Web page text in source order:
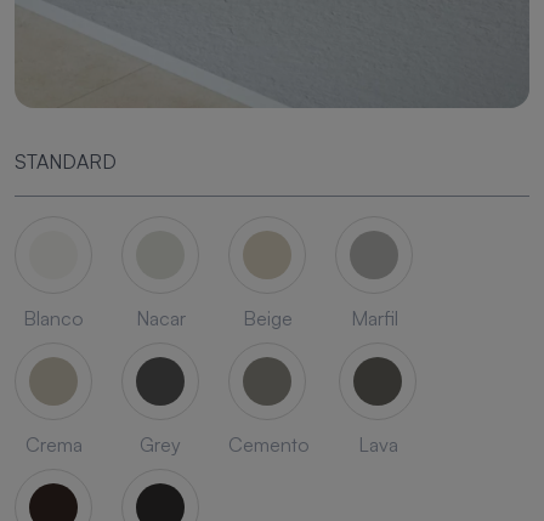
STANDARD
Blanco Nacar Beige Marfil
Crema Grey Cemento Lava